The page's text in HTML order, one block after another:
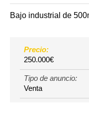
Bajo industrial de
Precio:
250.000€
Tipo de anuncio:
Venta